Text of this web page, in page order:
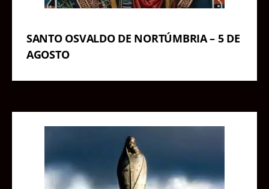
SANTO OSVALDO DE NORTÚMBRIA – 5 DE
AGOSTO